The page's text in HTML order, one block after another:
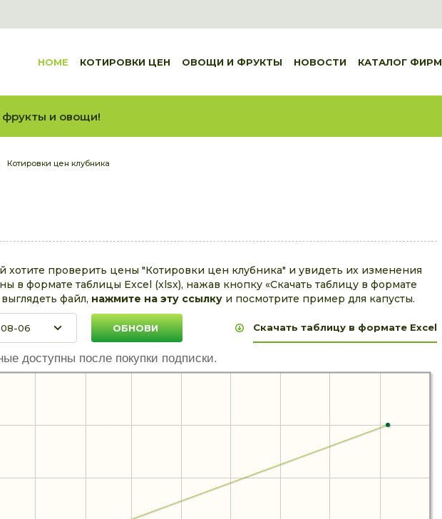
HOME КОТИРОВКИ ЦЕН ОВОЩИ И ФРУКТЫ НОВОСТИ КАТАЛОГ ФИРМ
и овощи!
Котировки цен клубника
хотите проверить цены "Котировки цен клубника" и увидеть их изменения
в формате таблицы Excel (xlsx), нажав кнопку «Скачать таблицу в формате
файл, нажмите на эту ссылку и посмотрите пример для капусты.
Скачать таблицу в формате Excel
доступны после покупки подписки.